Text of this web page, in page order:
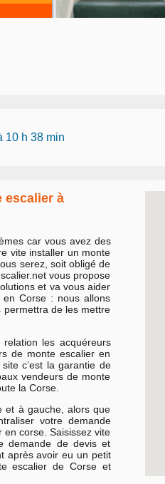
10 h 38 min
escalier à
car vous avez des
vite installer un monte
serez, soit obligé de
vous propose
et va vous aider
Corse : nous allons
permettra de les mettre
les acquéreurs
de monte escalier en
c’est la garantie de
vendeurs de monte
la Corse.
et à gauche, alors que
votre demande
en corse. Saisissez vite
demande de devis et
après avoir eu un petit
escalier de Corse et